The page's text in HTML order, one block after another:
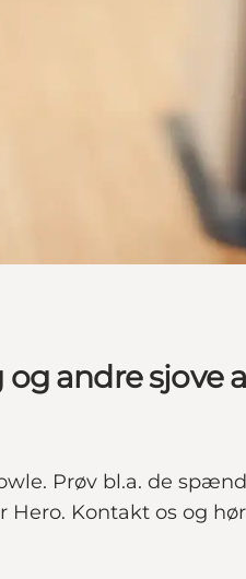
andre sjove
Prøv bl.a. de
Hero. Kontakt os og